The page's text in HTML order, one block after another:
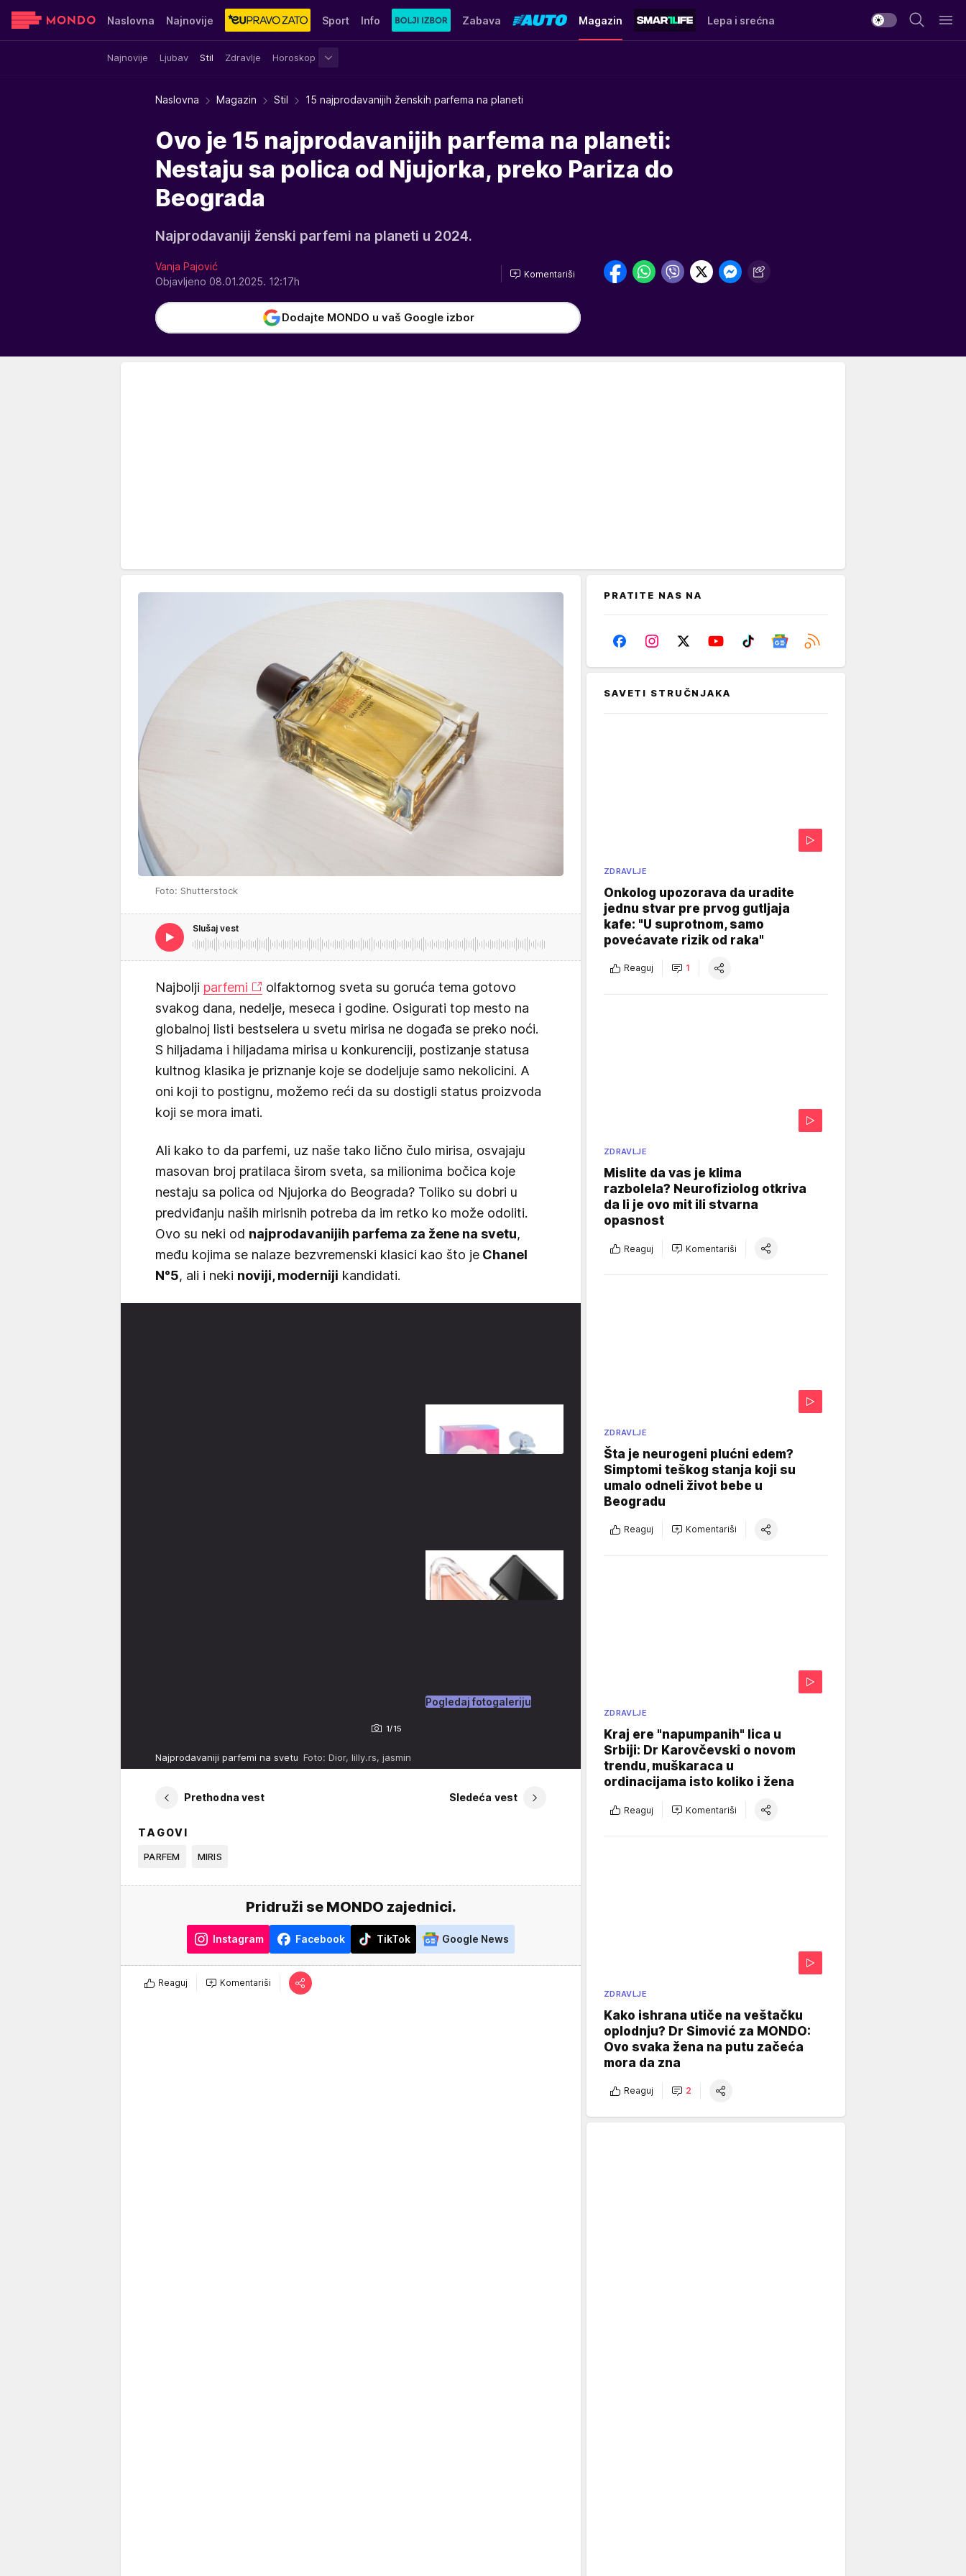
Naslovna Najnovije Sport Info Zabava Magazin
Najnovije Ljubav Stil Zdravlje Horoskop
Lepa i srećna
Sensa Stvar ukusa Yumama
Naslovna Magazin Stil 15 najprodavanijih ženskih parfema na planeti
Ovo je 15 najprodavanijih parfema na planeti:
Nestaju sa polica od Njujorka, preko Pariza do
Beograda
Najprodavaniji ženski parfemi na planeti u 2024.
Vanja Pajović
Objavljeno 08.01.2025. 12:17h
Komentariši
Dodajte MONDO u vaš Google izbor
Foto: Shutterstock
Slušaj vest
Najbolji parfemi
olfaktornog sveta su goruća tema gotovo
svakog dana, nedelje, meseca i godine. Osigurati top mesto na
globalnoj listi bestselera u svetu mirisa ne događa se preko noći.
S hiljadama i hiljadama mirisa u konkurenciji, postizanje statusa
kultnog klasika je priznanje koje se dodeljuje samo nekolicini. A
oni koji to postignu, možemo reći da su dostigli status proizvoda
koji se mora imati.
Ali kako to da parfemi, uz naše tako lično čulo mirisa, osvajaju
masovan broj pratilaca širom sveta, sa milionima bočica koje
nestaju sa polica od Njujorka do Beograda? Toliko su dobri u
predviđanju naših mirisnih potreba da im retko ko može odoliti.
Ovo su neki od najprodavanijih parfema za žene na svetu,
među kojima se nalaze bezvremenski klasici kao što je Chanel
N°5, ali i neki noviji, moderniji kandidati.
1/15
Pogledaj fotogaleriju
Najprodavaniji parfemi na svetu Foto: Dior, lilly.rs, jasmin
Prethodna vest Sledeća vest
TAGOVI
PARFEM MIRIS
Pridruži se MONDO zajednici.
Instagram Facebook TikTok Google News
Reaguj Komentariši
PRATITE NAS NA
SAVETI STRUČNJAKA
ZDRAVLJE
Onkolog upozorava da uradite
jednu stvar pre prvog gutljaja
kafe: "U suprotnom, samo
povećavate rizik od raka"
Reaguj 1
ZDRAVLJE
Mislite da vas je klima
razbolela? Neurofiziolog otkriva
da li je ovo mit ili stvarna
opasnost
Reaguj Komentariši
ZDRAVLJE
Šta je neurogeni plućni edem?
Simptomi teškog stanja koji su
umalo odneli život bebe u
Beogradu
Reaguj Komentariši
ZDRAVLJE
Kraj ere "napumpanih" lica u
Srbiji: Dr Karovčevski o novom
trendu, muškaraca u
ordinacijama isto koliko i žena
Reaguj Komentariši
ZDRAVLJE
Kako ishrana utiče na veštačku
oplodnju? Dr Simović za MONDO:
Ovo svaka žena na putu začeća
mora da zna
Reaguj 2